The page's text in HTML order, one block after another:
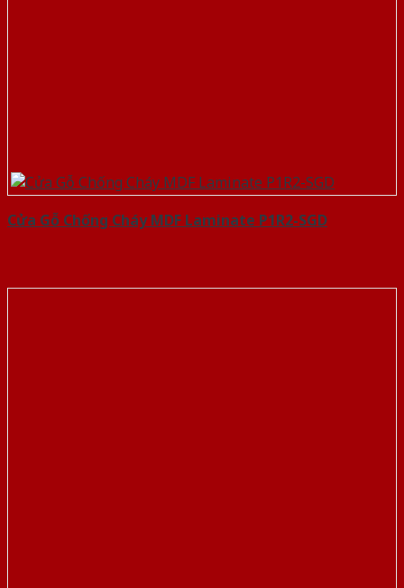
Cửa Gỗ Chống Cháy MDF Laminate P1R2-SGD